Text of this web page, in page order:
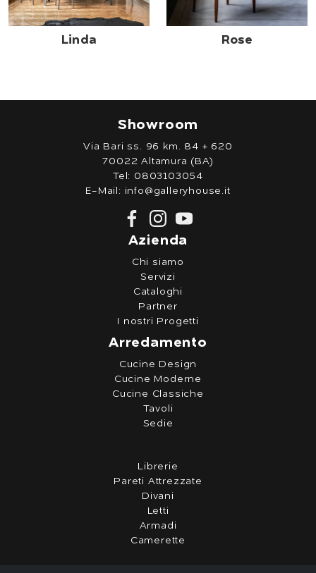
Linda Rose
Showroom
Via Bari ss. 96 km. 84 + 620
70022 Altamura (BA)
Tel: 0803103054
E-Mail: info@galleryhouse.it
Azienda
Chi siamo
Servizi
Cataloghi
Partner
I nostri Progetti
Arredamento
Cucine Design
Cucine Moderne
Cucine Classiche
Tavoli
Sedie
Librerie
Pareti Attrezzate
Divani
Letti
Armadi
Camerette